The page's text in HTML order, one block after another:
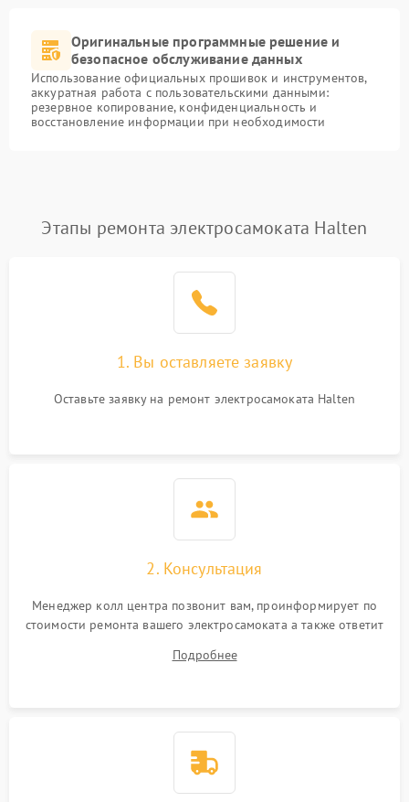
Оригинальные программные решение и
безопасное обслуживание данных
Использование официальных прошивок и инструментов,
аккуратная работа с пользовательскими данными:
резервное копирование, конфиденциальность и
восстановление информации при необходимости
Этапы ремонта электросамоката Halten
1. Вы оставляете заявку
Оставьте заявку на ремонт электросамоката Halten
2. Консультация
Менеджер колл центра позвонит вам, проинформирует по
стоимости ремонта вашего электросамоката а также ответит
Подробнее